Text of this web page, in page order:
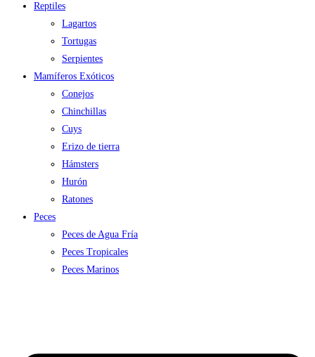
Reptiles
Lagartos
Tortugas
Serpientes
Mamíferos Exóticos
Conejos
Chinchillas
Cuys
Erizo de tierra
Hámsters
Hurón
Ratones
Peces
Peces de Agua Fría
Peces Tropicales
Peces Marinos